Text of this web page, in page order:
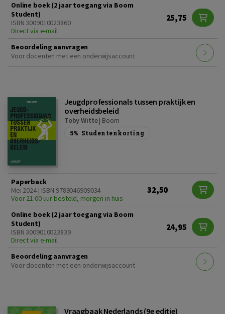
Online boek (2 jaar toegang via Boom
Student)
ISBN 3009010023860
Direct via e-mail
25,75
Beoordeling aanvragen
Voor docenten met een onderwijsaccount
Jeugdprofessionals tussen praktijk en
overheidsbeleid
Toby Witte| Boom
5% Studentenkorting
Paperback
Mei 2024 | ISBN 9789046909034
Voor 21:00 uur besteld, morgen in huis
32,50
Online boek (2 jaar toegang via Boom
Student)
ISBN 3009010023839
Direct via e-mail
24,95
Beoordeling aanvragen
Voor docenten met een onderwijsaccount
Vraagbaak Nederlands (9e editie)